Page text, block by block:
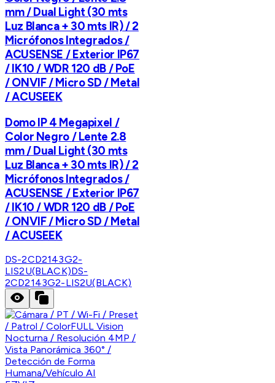
mm / Dual Light (30 mts
Luz Blanca + 30 mts IR) / 2
Micrófonos Integrados /
ACUSENSE / Exterior IP67
/ IK10 / WDR 120 dB / PoE
/ ONVIF / Micro SD / Metal
/ ACUSEEK
Domo IP 4 Megapixel /
Color Negro / Lente 2.8
mm / Dual Light (30 mts
Luz Blanca + 30 mts IR) / 2
Micrófonos Integrados /
ACUSENSE / Exterior IP67
/ IK10 / WDR 120 dB / PoE
/ ONVIF / Micro SD / Metal
/ ACUSEEK
DS-2CD2143G2-
LIS2U(BLACK)DS-
2CD2143G2-LIS2U(BLACK)